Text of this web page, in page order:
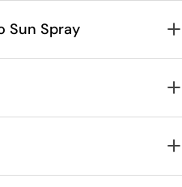
Sun Spray